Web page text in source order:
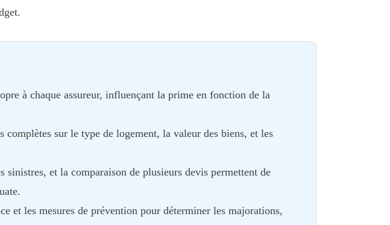
à chaque assureur, influençant la prime en fonction de la
sur le type de logement, la valeur des biens, et les
sinistres, et la comparaison de plusieurs devis permettent de
et les mesures de prévention pour déterminer les majorations,